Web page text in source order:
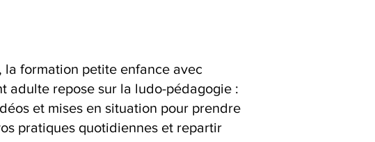
la formation petite enfance avec
adulte repose sur la ludo-pédagogie :
et mises en situation pour prendre
pratiques quotidiennes et repartir